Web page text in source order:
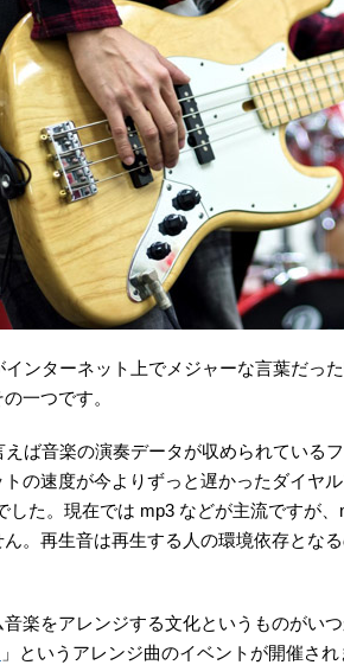
インターネット上でメジャーな言葉だっ
一つです。
えば音楽の演奏データが収められている
の速度が今よりずっと遅かったダイヤ
した。現在では mp3 などが主流ですが
。再生音は再生する人の環境依存とな
楽をアレンジする文化というものがい
」というアレンジ曲のイベントが開催さ